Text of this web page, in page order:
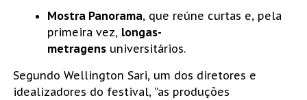
Mostra Panorama, que reúne curtas e, pela
primeira vez, longas-
metragensuniversitários.
Segundo Wellington Sari, um dos diretores e
idealizadores do festival, “as produções